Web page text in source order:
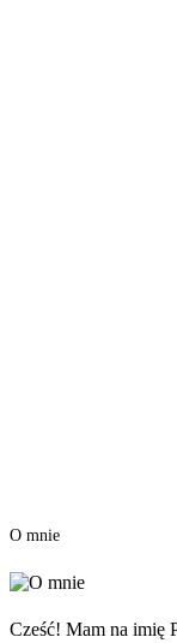
O mnie
Cześć! Mam na imię